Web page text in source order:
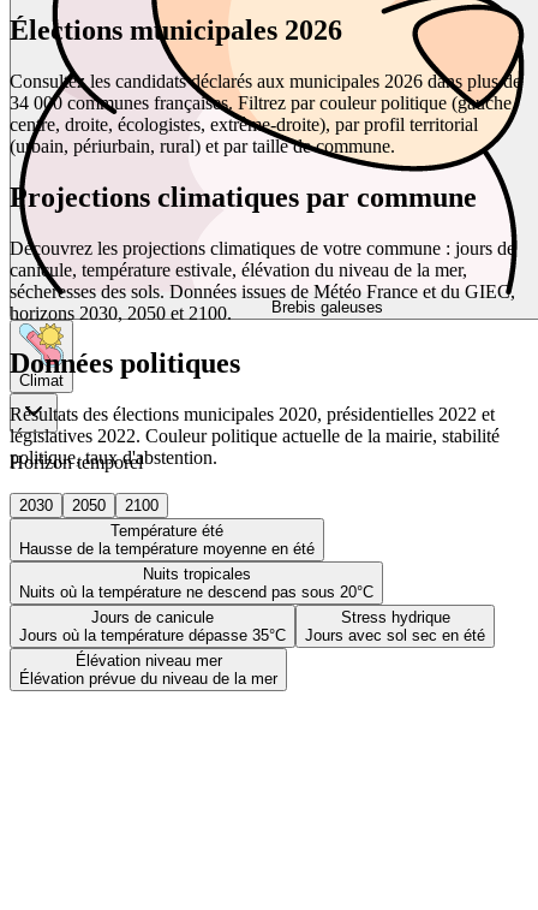
Brebis galeuses
Climat
Horizon temporel
2030 2050
2100
Température été
Hausse de la température moyenne en été
Nuits tropicales
Nuits où la température ne descend pas sous 20°C
Jours de canicule
Jours où la température dépasse 35°C
Stress hydrique
Jours avec sol sec en été
Élévation niveau mer
Élévation prévue du niveau de la mer
Élections municipales 2026
Consultez les candidats déclarés aux municipales 2026 dans plus de
34 000 communes françaises. Filtrez par couleur politique (gauche,
centre, droite, écologistes, extrême-droite), par profil territorial
(urbain, périurbain, rural) et par taille de commune.
Projections climatiques par commune
Découvrez les projections climatiques de votre commune : jours de
canicule, température estivale, élévation du niveau de la mer,
sécheresses des sols. Données issues de Météo France et du GIEC,
horizons 2030, 2050 et 2100.
Données politiques
Résultats des élections municipales 2020, présidentielles 2022 et
législatives 2022. Couleur politique actuelle de la mairie, stabilité
politique, taux d'abstention.